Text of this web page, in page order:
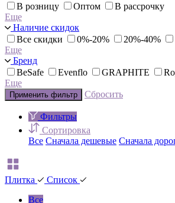
В розницу
Оптом
В рассрочку
Еще
Наличие скидок
Все скидки
0%-20% 20%-40%
Еще
Бренд
BeSafe
Evenflo GRAPHITE
Еще
Применить фильтр Сбросить
Фильтры
Сортировка
Все Сначала дешевые Сначала
Плитка
Список
Все